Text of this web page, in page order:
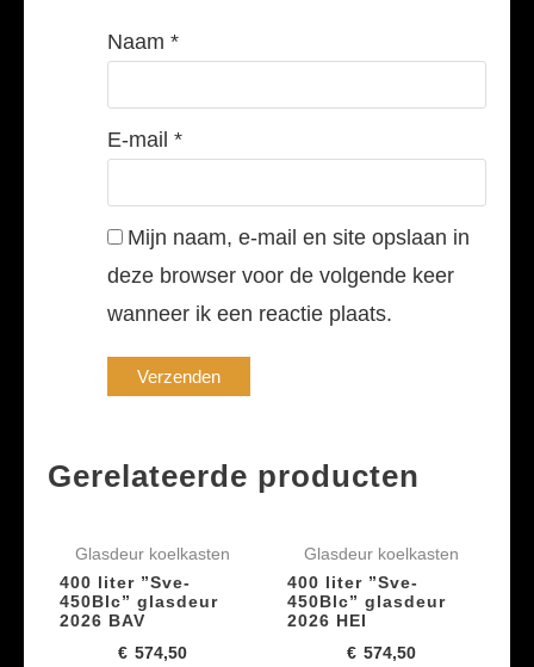
Naam *
E-mail *
Mijn naam, e-mail en site opslaan in
deze browser voor de volgende keer
wanneer ik een reactie plaats.
Gerelateerde producten
Glasdeur koelkasten
400 liter ”Sve-
450Blc” glasdeur
2026 BAV
€ 574,50
Glasdeur koelkasten
400 liter ”Sve-
450Blc” glasdeur
2026 HEI
€574,50